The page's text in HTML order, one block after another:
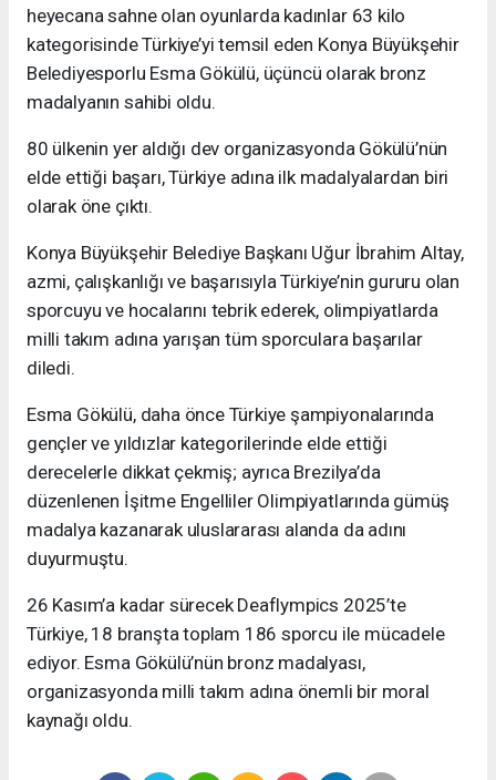
heyecana sahne olan oyunlarda kadınlar 63 kilo
kategorisinde Türkiye’yi temsil eden Konya Büyükşehir
Belediyesporlu Esma Gökülü, üçüncü olarak bronz
madalyanın sahibi oldu.
80 ülkenin yer aldığı dev organizasyonda Gökülü’nün
elde ettiği başarı, Türkiye adına ilk madalyalardan biri
olarak öne çıktı.
Konya Büyükşehir Belediye Başkanı Uğur İbrahim Altay,
azmi, çalışkanlığı ve başarısıyla Türkiye’nin gururu olan
sporcuyu ve hocalarını tebrik ederek, olimpiyatlarda
milli takım adına yarışan tüm sporculara başarılar
diledi.
Esma Gökülü, daha önce Türkiye şampiyonalarında
gençler ve yıldızlar kategorilerinde elde ettiği
derecelerle dikkat çekmiş; ayrıca Brezilya’da
düzenlenen İşitme Engelliler Olimpiyatlarında gümüş
madalya kazanarak uluslararası alanda da adını
duyurmuştu.
26 Kasım’a kadar sürecek Deaflympics 2025’te
Türkiye, 18 branşta toplam 186 sporcu ile mücadele
ediyor. Esma Gökülü’nün bronz madalyası,
organizasyonda milli takım adına önemli bir moral
kaynağı oldu.